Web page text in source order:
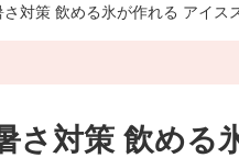
さ対策 飲める氷が作れる アイス
さ対策 飲める